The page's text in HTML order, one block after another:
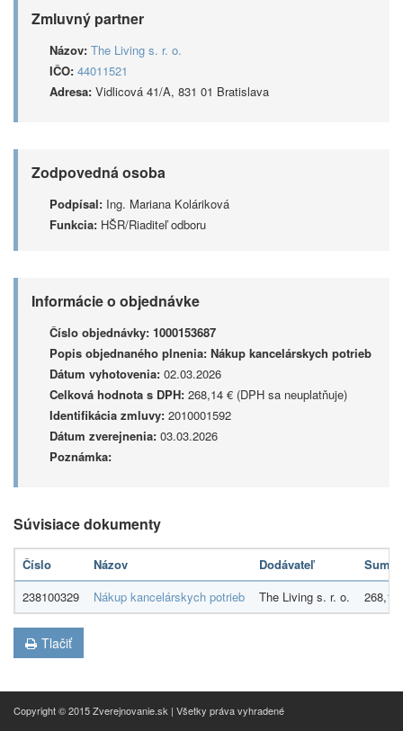
Zmluvný partner
Názov: The Living s. r. o.
IČO: 44011521
Adresa: Vidlicová 41/A, 831 01 Bratislava
Zodpovedná osoba
Podpísal: Ing. Mariana Koláriková
Funkcia: HŠR/Riaditeľ odboru
Informácie o objednávke
Číslo objednávky: 1000153687
Popis objednaného plnenia: Nákup kancelárskych potrieb
Dátum vyhotovenia: 02.03.2026
Celková hodnota s DPH: 268,14 € (DPH sa neuplatňuje)
Identifikácia zmluvy: 2010001592
Dátum zverejnenia: 03.03.2026
Poznámka:
Súvisiace dokumenty
Číslo Názov Dodávateľ
Suma
238100329
Nákup kancelárskych potrieb The Living s. r. o. 268,14
Tlačiť
Copyright © 2015 Zverejnovanie.sk | Všetky práva vyhradené